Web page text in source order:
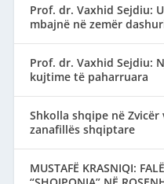
Prof. dr. Vaxhid Sejdiu:
mbajnë në zemër
Prof. dr. Vaxhid Sejdiu:
kujtime të paharruara
Shkolla shqipe në
zanafillës shqiptare
MUSTAFË KRASNIQI: